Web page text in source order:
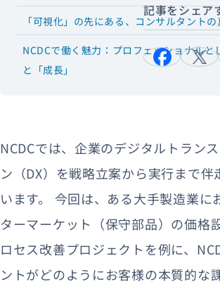
「可視化」の先にある、コンサルタントの
NCDCで働く魅力：プロフェッショナルと
と「成長」
NCDCでは、企業のデジタルトラン
ン（DX）を戦略立案から実行まで伴
います。 今回は、ある大手製造業に
ターマーケット（保守部品）の価格
ロセス改善プロジェクトを例に、
ントがどのようにお客様の本質的な
記事をシェア